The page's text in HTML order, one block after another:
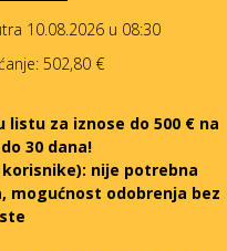
10.08.2026 u 08:30
502,80 €
za iznose do 500 € na
30 dana!
nije potrebna
mogućnost odobrenja bez